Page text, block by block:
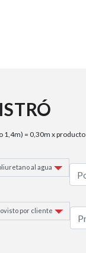
1,4m) = 0,30m x producto